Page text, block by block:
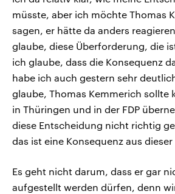
müsste, aber ich möchte Thomas
sagen, er hätte da anders
glaube, diese Überforderung, die
ich glaube, dass die Konsequenz
habe ich auch gestern sehr
glaube, Thomas Kemmerich sollte
in Thüringen und in der FDP
diese Entscheidung nicht richtig
das ist eine Konsequenz aus dieser
Es geht nicht darum, dass er gar
aufgestellt werden dürfen, denn